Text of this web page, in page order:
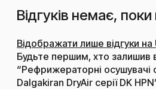
Відгуків немає,
Відображати лише відгуки на
Будьте першим, хто залишив
“Рефрижераторні осушувачі
Dalgakiran DryAir серії DK